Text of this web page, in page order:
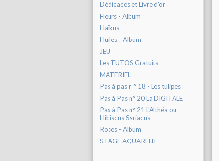
Dédicaces et Livre d'or
Fleurs - Album
Haïkus
Huiles - Album
JEU
Les TUTOS Gratuits
MATERIEL
Pas à pas n ° 18 - Les tulipes
Pas à Pas n° 20 La DIGITALE
Pas à Pas n° 21 L'Althéa ou
Hibiscus Syriacus
Roses - Album
STAGE AQUARELLE